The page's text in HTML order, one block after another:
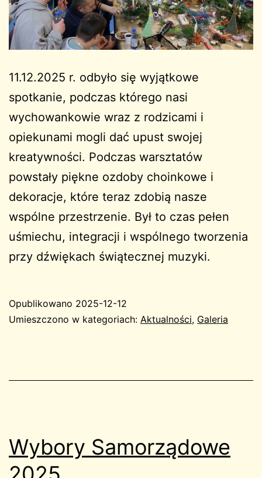
11.12.2025 r. odbyło się wyjątkowe
spotkanie, podczas którego nasi
wychowankowie wraz z rodzicami i
opiekunami mogli dać upust swojej
kreatywności. Podczas warsztatów
powstały piękne ozdoby choinkowe i
dekoracje, które teraz zdobią nasze
wspólne przestrzenie. Był to czas pełen
uśmiechu, integracji i wspólnego tworzenia
przy dźwiękach świątecznej muzyki.
Opublikowano 2025-12-12
Umieszczono w kategoriach: Aktualności, Galeria
Wybory Samorządowe